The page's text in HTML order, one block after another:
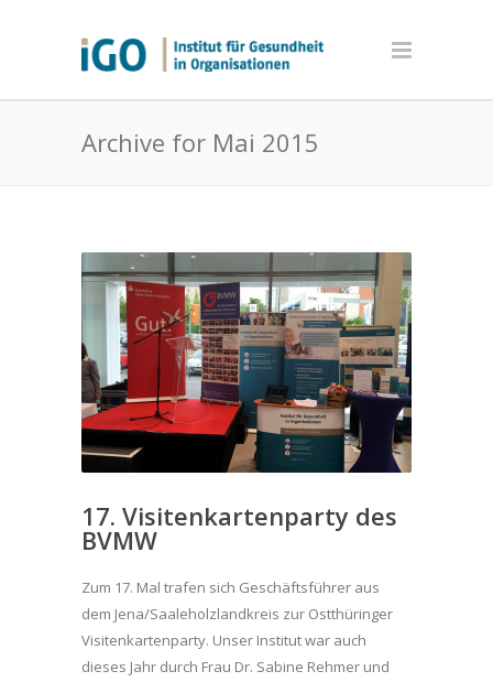
Archive for Mai 2015
17. Visitenkartenparty des
BVMW
Zum 17. Mal trafen sich Geschäftsführer aus
dem Jena/Saaleholzlandkreis zur Ostthüringer
Visitenkartenparty. Unser Institut war auch
dieses Jahr durch Frau Dr. Sabine Rehmer und